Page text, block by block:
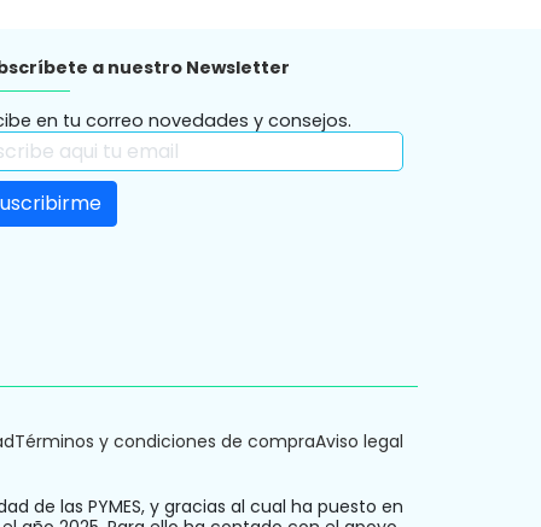
a nuestro Newsletter
en tu correo novedades y consejos.
Términos y condiciones de compraAviso legal
de las PYMES, y gracias al cual ha puesto en